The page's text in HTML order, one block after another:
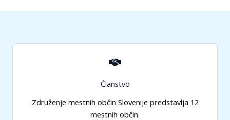
Članstvo
Združenje mestnih občin Slovenije predstavlja 12
mestnih občin.